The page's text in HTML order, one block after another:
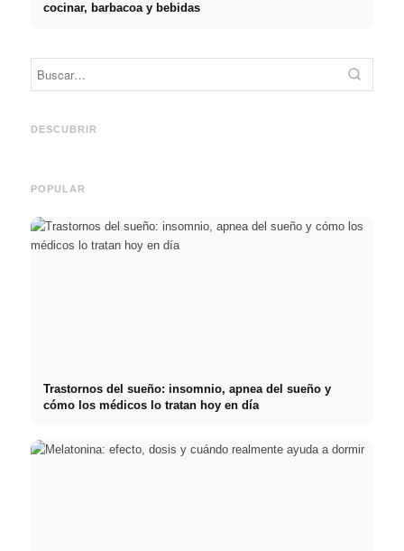
cocinar, barbacoa y bebidas
DESCUBRIR
Mehr Verkäufe durch gezieltes
POPULAR
Trastornos del sueño: insomnio, apnea del sueño y
cómo los médicos lo tratan hoy en día